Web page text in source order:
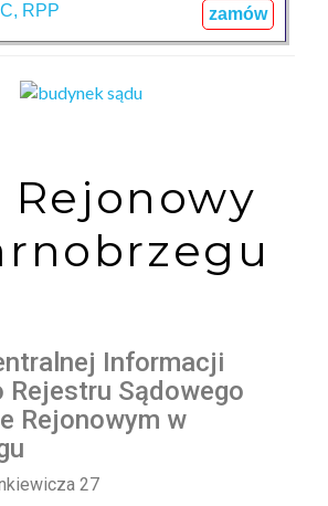
RPP zamów
Rejonowy
Informacji
Rejestru Sądowego
Rejonowym w
27